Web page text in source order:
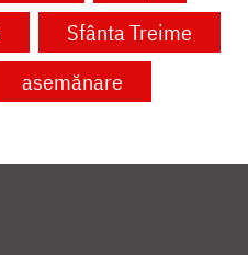
Sfânta Treime
asemănare